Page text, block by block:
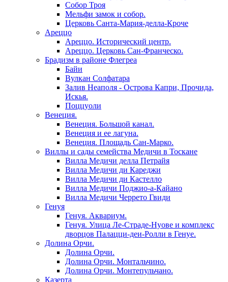
Собор Троя
Мельфи замок и собор.
Церковь Санта-Мария-делла-Кроче
Ареццо
Ареццо. Исторический центр.
Ареццо. Церковь Сан-Франческо.
Брадизм в районе Флегреа
Байи
Вулкан Солфатара
Залив Неаполя - Острова Капри, Прочида,
Искья.
Поццуоли
Венеция.
Венеция. Большой канал.
Венеция и ее лагуна.
Венеция. Площадь Сан-Марко.
Виллы и сады семейства Медичи в Тоскане
Вилла Медичи делла Петрайя
Вилла Медичи ди Кареджи
Вилла Медичи ди Кастелло
Вилла Медичи Поджио-а-Кайано
Вилла Медичи Черрето Гвиди
Генуя
Генуя. Аквариум.
Генуя. Улица Ле-Страде-Нуове и комплекс
дворцов Палацци-деи-Ролли в Генуе.
Долина Орчи.
Долина Орчи.
Долина Орчи. Монтальчино.
Долина Орчи. Монтепульчано.
Казерта